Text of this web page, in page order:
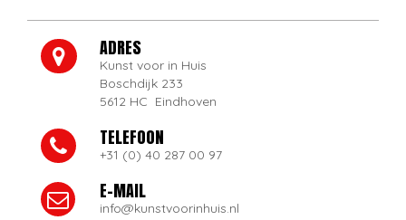
ADRES
Kunst voor in Huis
Boschdijk 233
5612 HC Eindhoven
TELEFOON
+31 (0) 40 287 00 97
E-MAIL
info@kunstvoorinhuis.nl